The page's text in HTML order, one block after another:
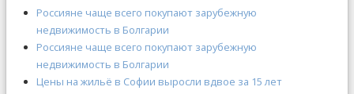
Россияне чаще всего покупают зарубежную
недвижимость в Болгарии
Россияне чаще всего покупают зарубежную
недвижимость в Болгарии
Цены на жильё в Софии выросли вдвое за 15 лет